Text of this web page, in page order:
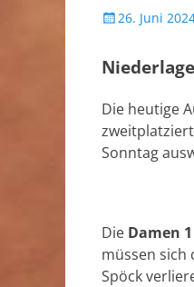
Veröffentlicht
26. Juni
Die heutige
Sonntag
Die Damen 1
müssen sich
Spöck